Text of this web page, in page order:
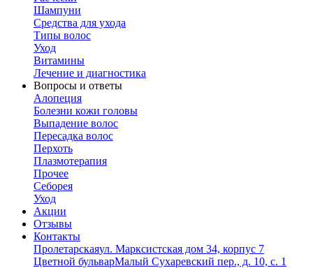
Шампуни
Средства для ухода
Типы волос
Уход
Витамины
Лечение и диагностика
Вопросы и ответы
Алопеция
Болезни кожи головы
Выпадение волос
Пересадка волос
Перхоть
Плазмотерапия
Прочее
Себорея
Уход
Акции
Отзывы
Контакты
Пролетарскаяул. Марксистская дом 34, корпус 7
Цветной бульварМалый Сухаревский пер., д. 10, с. 1